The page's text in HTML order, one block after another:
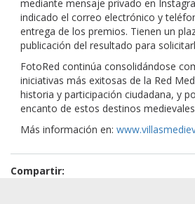
mediante mensaje privado en
indicado el correo electrónico y
entrega de los premios. Tienen un
publicación del resultado para
FotoRed continúa consolidándose
iniciativas más exitosas de la Red
historia y participación ciudadana, y
encanto de estos destinos
Más información en:
Compartir: